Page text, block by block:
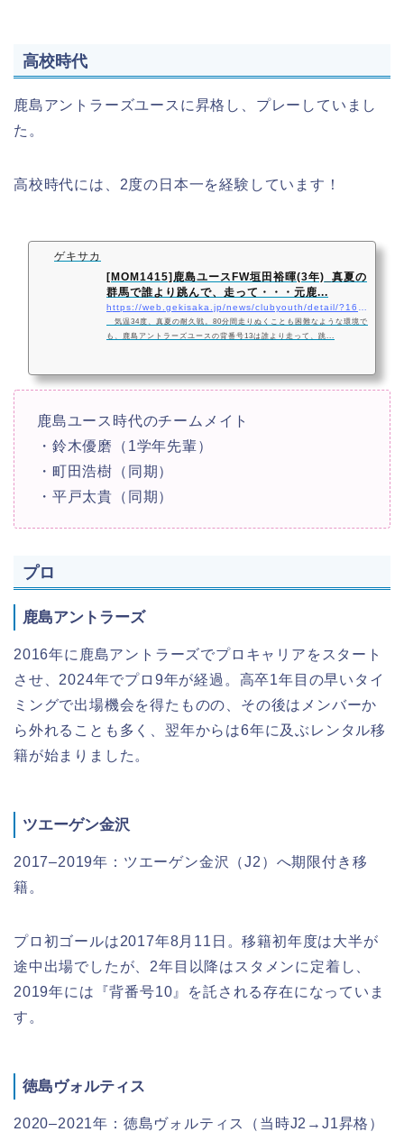
高校時代
鹿島アントラーズユースに昇格し、プレーしていまし
た。
高校時代には、2度の日本一を経験しています！
ゲキサカ
[MOM1415]鹿島ユースFW垣田裕暉(3年)_真夏の
群馬で誰より跳んで、走って・・・元鹿...
https://web.gekisaka.jp/news/clubyouth/detail/?168003-168003-fl
気温34度、真夏の耐久戦。80分間走りぬくことも困難なような環境で
も、鹿島アントラーズユースの背番号13は誰より走って、跳...
鹿島ユース時代のチームメイト
・鈴木優磨（1学年先輩）
・町田浩樹（同期）
・平戸太貴（同期）
プロ
鹿島アントラーズ
2016年に鹿島アントラーズでプロキャリアをスタート
させ、2024年でプロ9年が経過。高卒1年目の早いタイ
ミングで出場機会を得たものの、その後はメンバーか
ら外れることも多く、翌年からは6年に及ぶレンタル移
籍が始まりました。
ツエーゲン金沢
2017–2019年：ツエーゲン金沢（J2）へ期限付き移
籍。
プロ初ゴールは2017年8月11日。移籍初年度は大半が
途中出場でしたが、2年目以降はスタメンに定着し、
2019年には『背番号10』を託される存在になっていま
す。
徳島ヴォルティス
2020–2021年：徳島ヴォルティス（当時J2→J1昇格）